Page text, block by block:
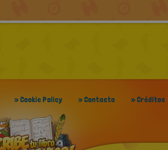
» Cookie Policy » Contacto » Créditos